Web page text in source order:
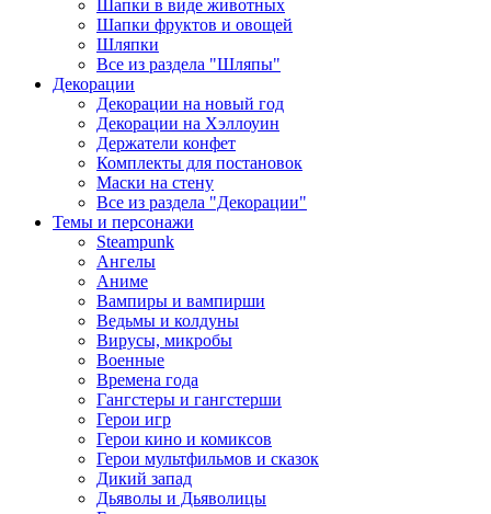
Шапки в виде животных
Шапки фруктов и овощей
Шляпки
Все из раздела "Шляпы"
Декорации
Декорации на новый год
Декорации на Хэллоуин
Держатели конфет
Комплекты для постановок
Маски на стену
Все из раздела "Декорации"
Темы и персонажи
Steampunk
Ангелы
Аниме
Вампиры и вампирши
Ведьмы и колдуны
Вирусы, микробы
Военные
Времена года
Гангстеры и гангстерши
Герои игр
Герои кино и комиксов
Герои мультфильмов и сказок
Дикий запад
Дьяволы и Дьяволицы